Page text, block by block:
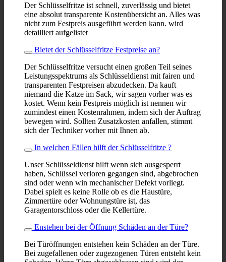
Der Schlüsselfritze ist schnell, zuverlässig und bietet
eine absolut transparente Kostenübersicht an. Alles was
nicht zum Festpreis ausgeführt werden kann. wird
detailliert aufgelistet
Bietet der Schlüsselfritze Festpreise an?
Der Schlüsselfritze versucht einen großen Teil seines
Leistungsspektrums als Schlüsseldienst mit fairen und
transparenten Festpreisen abzudecken. Da kauft
niemand die Katze im Sack, wir sagen vorher was es
kostet. Wenn kein Festpreis möglich ist nennen wir
zumindest einen Kostenrahmen, indem sich der Auftrag
bewegen wird. Sollten Zusatzkosten anfallen, stimmt
sich der Techniker vorher mit Ihnen ab.
In welchen Fällen hilft der Schlüsselfritze ?
Unser Schlüsseldienst hilft wenn sich ausgesperrt
haben, Schlüssel verloren gegangen sind, abgebrochen
sind oder wenn win mechanischer Defekt vorliegt.
Dabei spielt es keine Rolle ob es die Haustüre,
Zimmertüre oder Wohnungstüre ist, das
Garagentorschloss oder die Kellertüre.
Enstehen bei der Öffnung Schäden an der Türe?
Bei Türöffnungen entstehen kein Schäden an der Türe.
Bei zugefallenen oder zugezogenen Türen entsteht kein